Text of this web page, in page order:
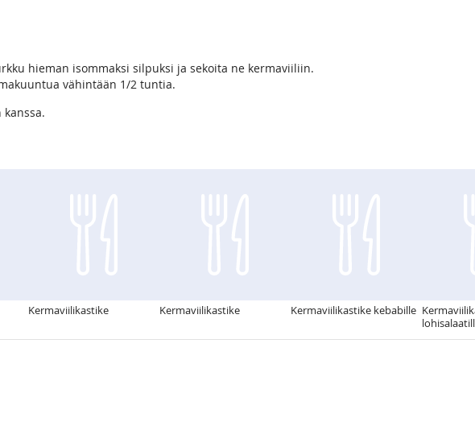
hieman isommaksi silpuksi ja sekoita ne kermaviiliin.
vähintään 1/2 tuntia.
Kermaviilikastike Kermaviilikastike Kermaviilikastike kebabille